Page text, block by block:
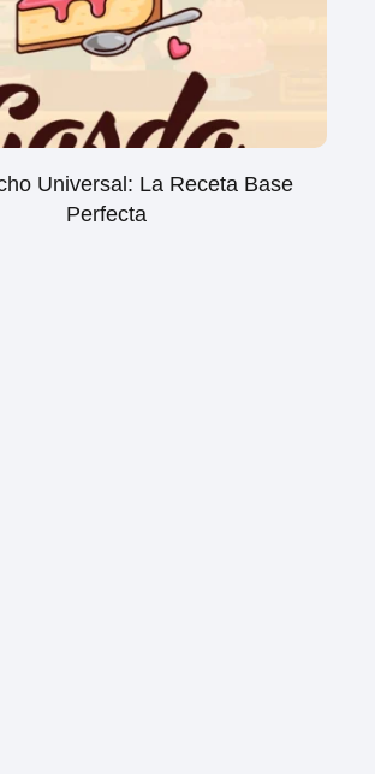
Universal: La Receta Base
Perfecta